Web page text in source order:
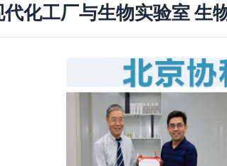
化工厂与生物实验室 生